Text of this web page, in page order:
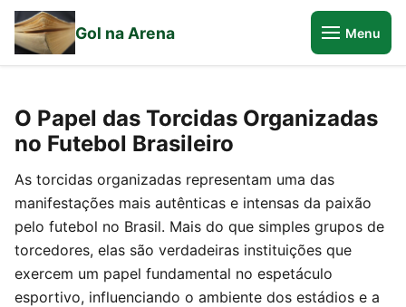
Gol na Arena Menu
O Papel das Torcidas Organizadas
no Futebol Brasileiro
As torcidas organizadas representam uma das
manifestações mais autênticas e intensas da paixão
pelo futebol no Brasil. Mais do que simples grupos de
torcedores, elas são verdadeiras instituições que
exercem um papel fundamental no espetáculo
esportivo, influenciando o ambiente dos estádios e a